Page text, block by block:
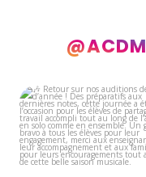
🎶 Retour sur nos auditions
d’année !
...
8 0